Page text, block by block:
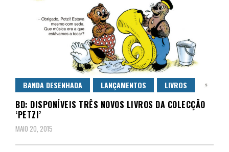
BANDA DESENHADA LANÇAMENTOS LIVROS
BD: DISPONÍVEIS TRÊS NOVOS LIVROS DA COLECÇÃO
‘PETZI’
MAIO 20, 2015